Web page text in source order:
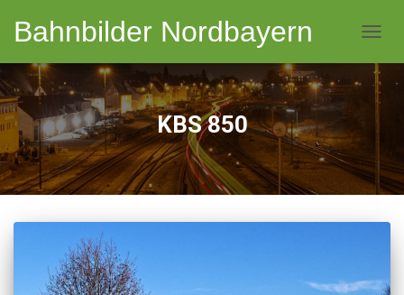
Bahnbilder Nordbayern
KBS 850